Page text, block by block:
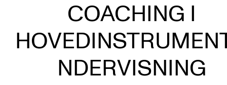
PRAXIS: Ressurser og erfaringer fra utvikling av høyere
musikkutdanning
Musikkutdanning i utvikling
COACHING I
NDERVISNING